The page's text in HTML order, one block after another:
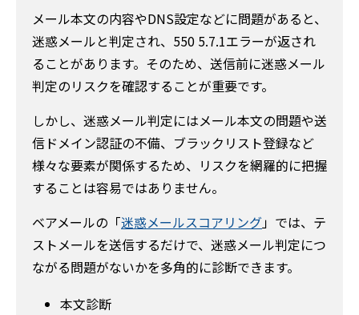
メール本文の内容やDNS設定などに問題があると、
迷惑メールと判定され、550 5.7.1エラーが返され
ることがあります。そのため、送信前に迷惑メール
判定のリスクを確認することが重要です。
しかし、迷惑メール判定にはメール本文の問題や送
信ドメイン認証の不備、ブラックリスト登録など
様々な要素が関係するため、リスクを網羅的に把握
することは容易ではありません。
ベアメールの「迷惑メールスコアリング」では、テ
ストメールを送信するだけで、迷惑メール判定につ
ながる問題がないかを多角的に診断できます。
本文診断